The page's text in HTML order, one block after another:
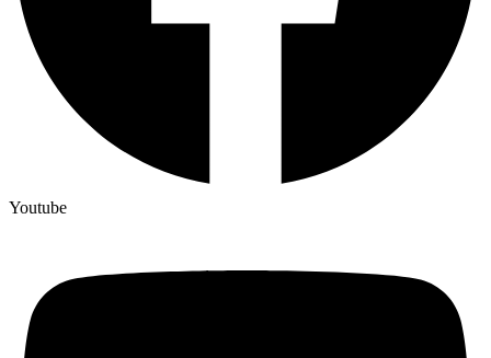
Youtube